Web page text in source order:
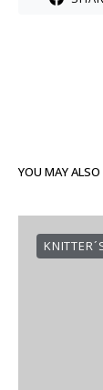
YOU MAY ALSO